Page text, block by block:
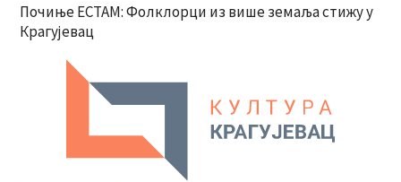
Почиње ЕСТАМ: Фолклорци из више земаља стижу у
Крагујевац